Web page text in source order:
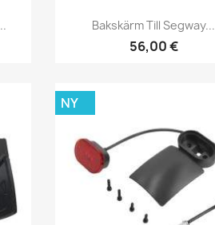
Snabbvy
Bakskärm Till Segway...
56,00 €
NY